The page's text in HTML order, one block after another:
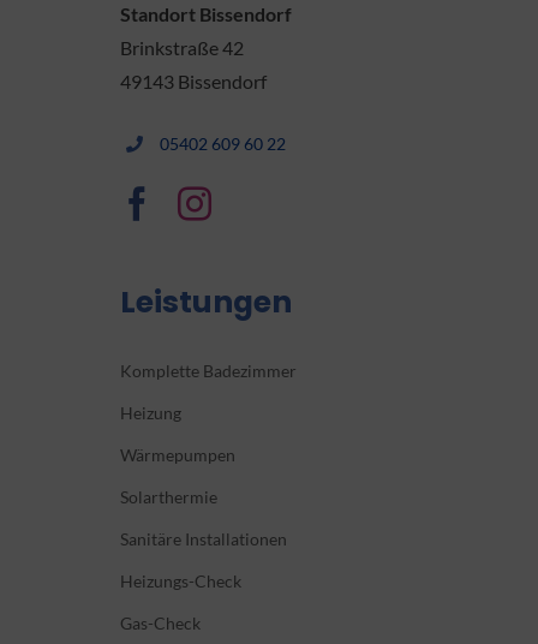
Standort Bissendorf
Brinkstraße 42
49143 Bissendorf
05402 609 60 22
Leistungen
Komplette Badezimmer
Heizung
Wärmepumpen
Solarthermie
Sanitäre Installationen
Heizungs-Check
Gas-Check